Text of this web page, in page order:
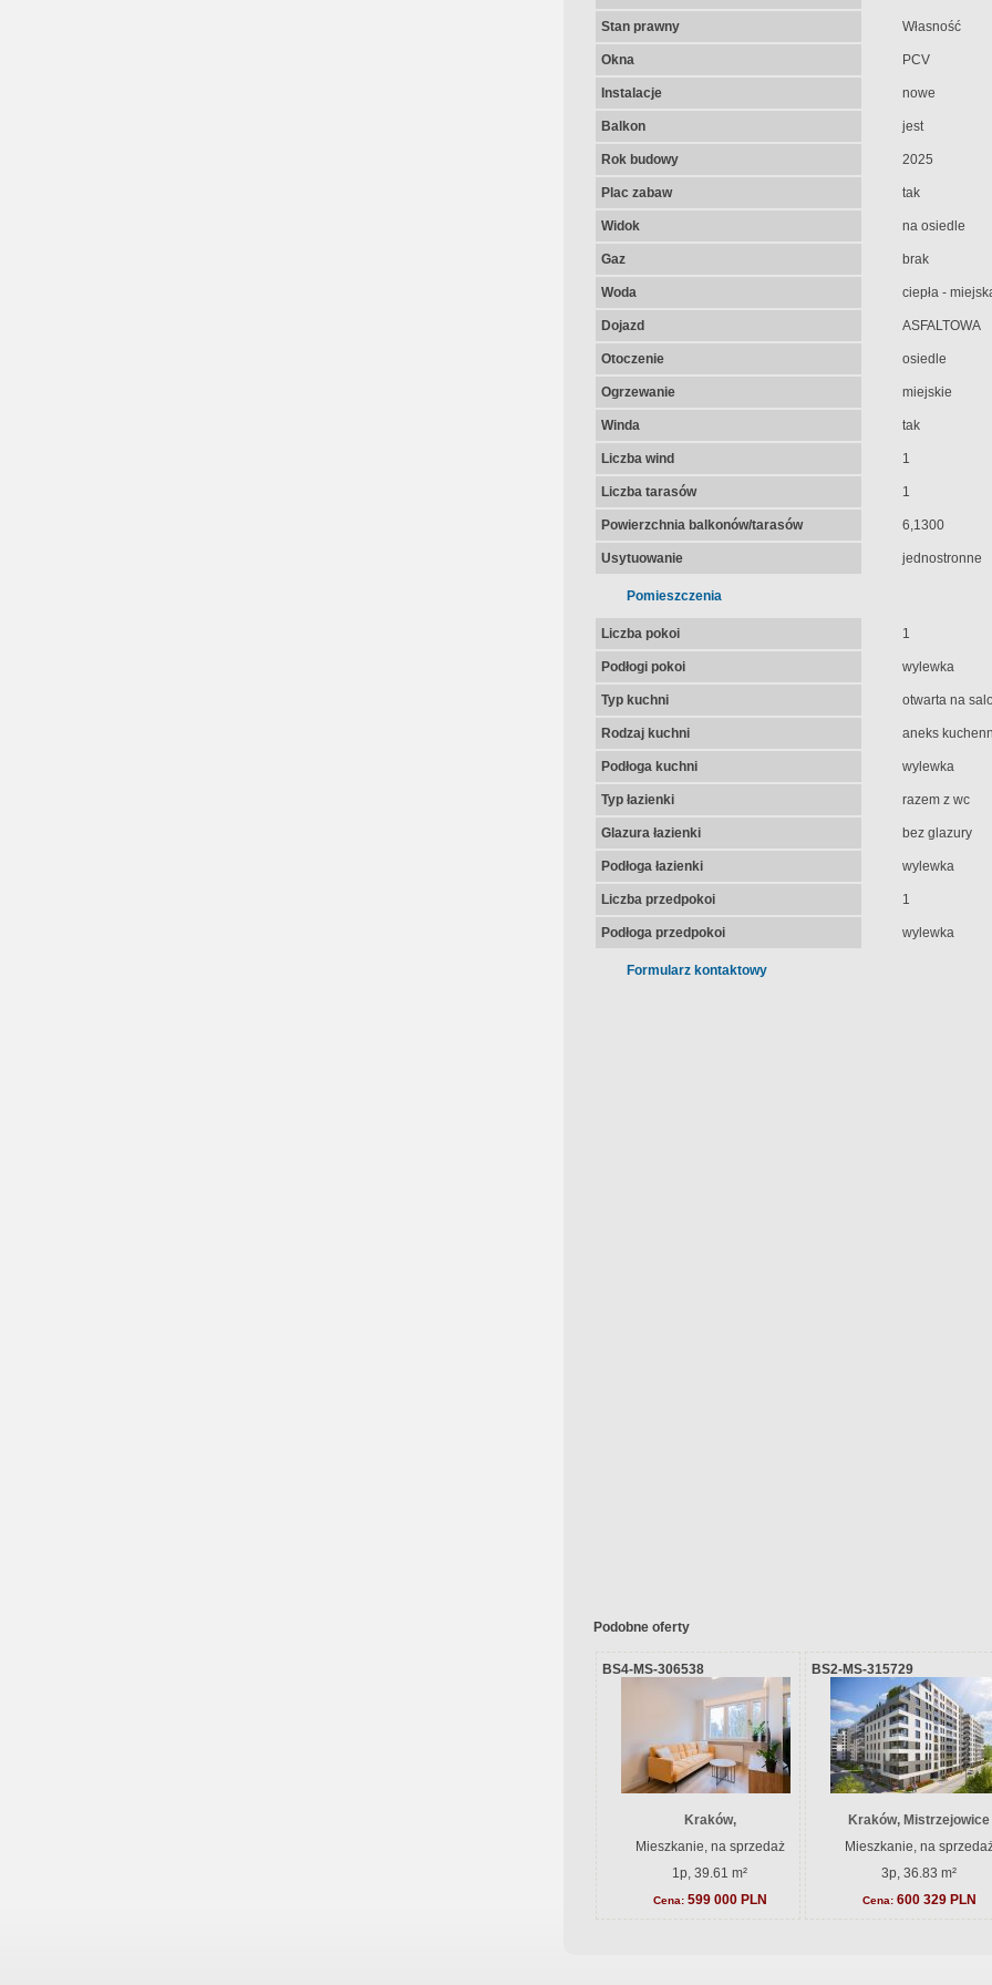
Stan prawny Własność
Okna PCV
Instalacje nowe
Balkon jest
Rok budowy 2025
Plac zabaw tak
Widok na osiedle
Gaz brak
Woda ciepła -
Dojazd ASFALTOWA
Otoczenie osiedle
Ogrzewanie miejskie
Winda tak
Liczba wind 1
Liczba tarasów 1
Powierzchnia balkonów/tarasów 6,1300
Usytuowanie jednostronne
Pomieszczenia
Liczba pokoi 1
Podłogi pokoi wylewka
Typ kuchni otwarta na
Rodzaj kuchni aneks
Podłoga kuchni wylewka
Typ łazienki razem z wc
Glazura łazienki bez glazury
Podłoga łazienki wylewka
Liczba przedpokoi 1
Podłoga przedpokoi wylewka
Formularz kontaktowy
Podobne oferty
BS4-MS-306538
Kraków,
Mieszkanie, na sprzedaż
1p, 39.61 m²
Cena: 599 000 PLN
BS2-MS-315729
Kraków, Mistrzejowice
Mieszkanie, na
3p, 36.83 m²
Cena: 600 329 PLN